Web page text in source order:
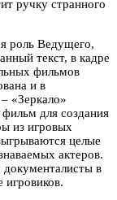
ручку странного
роль Ведущего,
текст, в кадре
фильмов
и в
«Зеркало»
для создания
из игровых
целые
актеров.
в
игровиков.